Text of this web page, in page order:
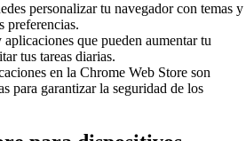
personalizar tu navegador con temas y
preferencias.
aplicaciones que pueden aumentar tu
tus tareas diarias.
en la Chrome Web Store son
para garantizar la seguridad de los